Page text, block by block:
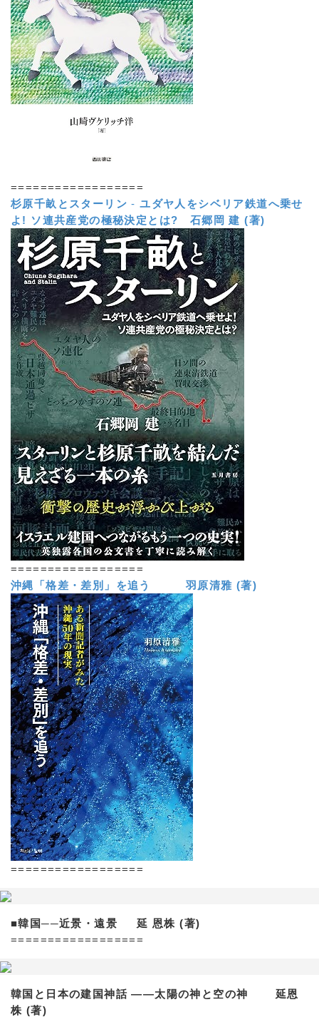
==================
杉原千畝とスターリン -ユダヤ人をシベリア鉄道へ乗せ
よ! ソ連共産党の極秘決定とは?
石郷岡 建 (著)
==================
沖縄「格差・差別」を追う 羽原清雅 (著)
==================
■韓国──近景・遠景 延 恩株 (著)
==================
韓国と日本の建国神話 ——太陽の神と空の神 延恩
株 (著)